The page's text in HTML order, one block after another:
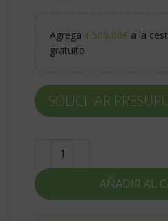
Agrega 1.500,00€ a la
gratuito.
AÑADIR AL
SOLICITAR